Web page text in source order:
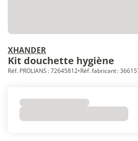
XHANDER
Kit douchette hygiène
Réf. PROLIANS : 72645812•Réf. fabricant :